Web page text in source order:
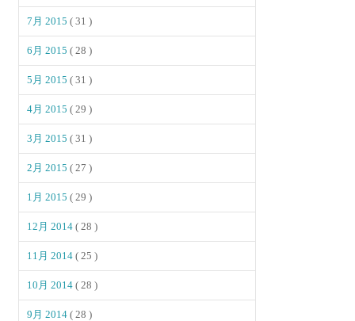
7月 2015( 31 )
6月 2015( 28 )
5月 2015( 31 )
4月 2015( 29 )
3月 2015( 31 )
2月 2015( 27 )
1月 2015( 29 )
12月 2014( 28 )
11月 2014( 25 )
10月 2014( 28 )
9月 2014( 28 )